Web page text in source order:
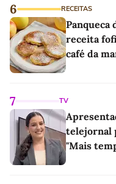
6 RECEITAS
Panqueca
receita
café da
7 TV
telejornal
"Mais